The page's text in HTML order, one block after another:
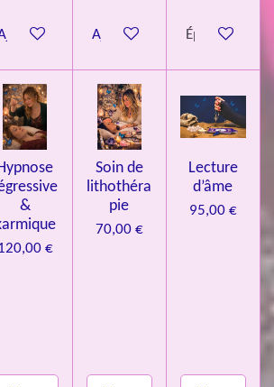
au panierAjouter au panierÉpuisé
&
€
Soin de
lithothéra
pie
70,00 €
Lecture
d’âme
95,00 €